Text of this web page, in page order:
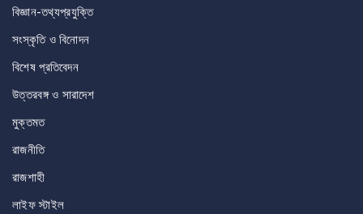
বিজ্ঞান-তথ্যপ্রযুক্তি
সংস্কৃতি ও বিনোদন
বিশেষ প্রতিবেদন
উত্তরবঙ্গ ও সারাদেশ
মুক্তমত
রাজনীতি
রাজশাহী
লাইফ স্টাইল